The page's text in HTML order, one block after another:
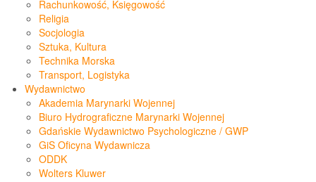
Rachunkowość, Księgowość
Religia
Socjologia
Sztuka, Kultura
Technika Morska
Transport, Logistyka
Wydawnictwo
Akademia Marynarki Wojennej
Biuro Hydrograficzne Marynarki Wojennej
Gdańskie Wydawnictwo Psychologiczne / GWP
GiS Oficyna Wydawnicza
ODDK
Wolters Kluwer